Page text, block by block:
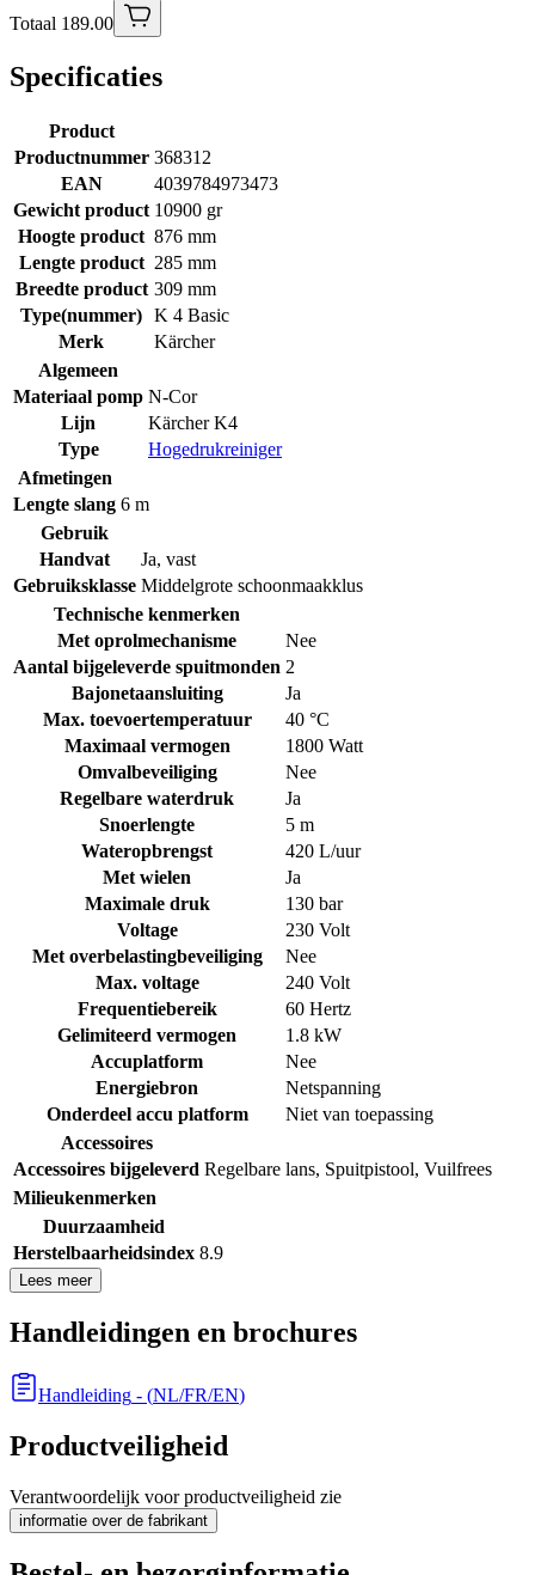
Totaal 189.00
Specificaties
Product
Productnummer 368312
EAN
4039784973473
Gewicht product 10900 gr
Hoogte product 876 mm
Lengte product 285 mm
Breedte product 309 mm
Type(nummer) K 4 Basic
Merk
Kärcher
Algemeen
Materiaal pomp N-Cor
Lijn
Kärcher K4
Type
Hogedrukreiniger
Afmetingen
Lengte slang 6 m
Gebruik
Handvat
Ja, vast
Gebruiksklasse Middelgrote schoonmaakklus
Technische kenmerken
Met oprolmechanisme
Nee
Aantal bijgeleverde spuitmonden 2
Bajonetaansluiting
Ja
Max. toevoertemperatuur
40 °C
Maximaal vermogen
1800 Watt
Omvalbeveiliging
Nee
Regelbare waterdruk
Ja
Snoerlengte
5 m
Wateropbrengst
420 L/uur
Met wielen
Ja
Maximale druk
130 bar
Voltage
230 Volt
Met overbelastingbeveiliging
Nee
Max. voltage
240 Volt
Frequentiebereik
60 Hertz
Gelimiteerd vermogen
1.8 kW
Accuplatform
Nee
Energiebron
Netspanning
Onderdeel accu platform
Niet van toepassing
Accessoires
Accessoires bijgeleverd Regelbare lans, Spuitpistool, Vuilfrees
Milieukenmerken
Duurzaamheid
Herstelbaarheidsindex 8.9
Lees meer
Handleidingen en brochures
Handleiding - (NL/FR/EN)
Productveiligheid
Verantwoordelijk voor productveiligheid zie
informatie over de fabrikant